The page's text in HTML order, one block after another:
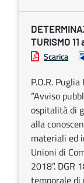
TURISMO
Scarica
P.O.R.
“Avviso
ospitalità di
alla
materiali ed
Unioni di
2018”. DGR
temporale di